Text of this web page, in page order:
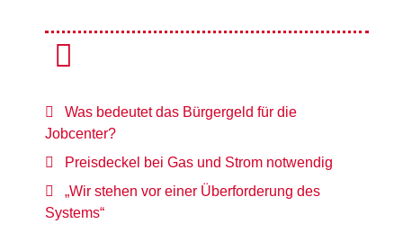
Was bedeutet das Bürgergeld für die
Jobcenter?
Preisdeckel bei Gas und Strom notwendig
„Wir stehen vor einer Überforderung des
Systems“